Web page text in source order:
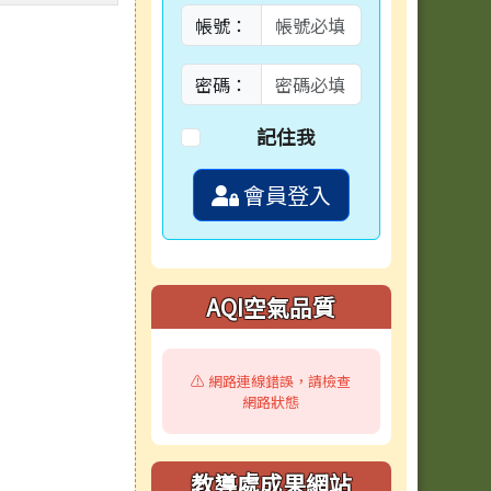
帳號：
密碼：
記住我
會員登入
AQI空氣品質
⚠️ 網路連線錯誤，請檢查
網路狀態
教導處成果網站